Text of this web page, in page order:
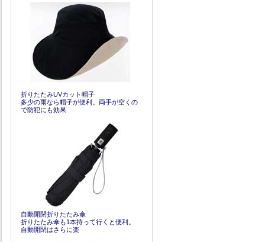
折りたたみUVカット帽子
多少の雨なら帽子が便利。両手が空くの
で防犯にも効果
自動開閉折りたたみ傘
折りたたみ傘も1本持って行くと便利。
自動開閉はさらに楽